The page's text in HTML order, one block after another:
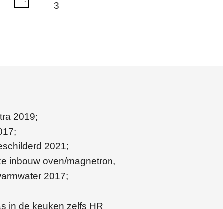
3
2019;
2021;
inbouw oven/magnetron,
2017;
in de keuken zelfs HR